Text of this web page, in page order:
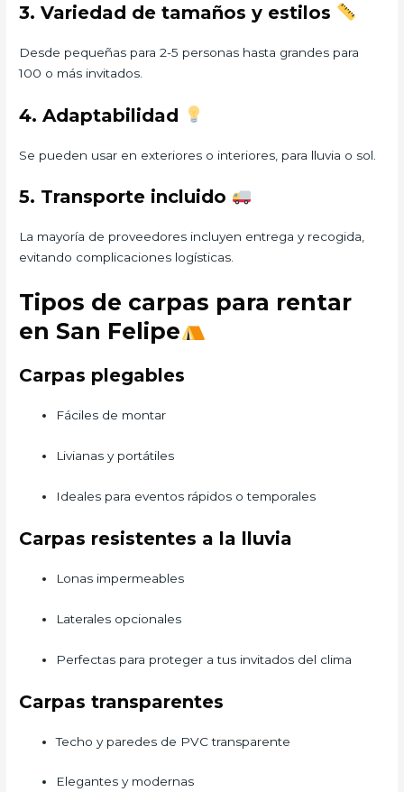
3. Variedad de tamaños y estilos
Desde pequeñas para 2-5 personas hasta grandes para
100 o más invitados.
4. Adaptabilidad
Se pueden usar en exteriores o interiores, para lluvia o sol.
5. Transporte incluido
La mayoría de proveedores incluyen entrega y recogida,
evitando complicaciones logísticas.
Tipos de carpas para rentar
en San Felipe
Carpas plegables
Fáciles de montar
Livianas y portátiles
Ideales para eventos rápidos o temporales
Carpas resistentes a la lluvia
Lonas impermeables
Laterales opcionales
Perfectas para proteger a tus invitados del clima
Carpas transparentes
Techo y paredes de PVC transparente
Elegantes y modernas